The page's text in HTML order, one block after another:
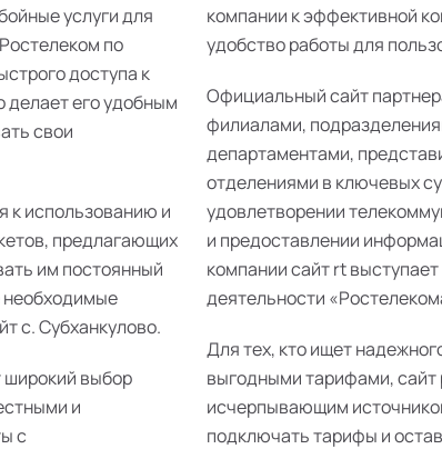
услуги для
по
доступа к
делает его удобным
свои
к использованию и
предлагающих
им постоянный
необходимые
с. Субханкулово.
широкий выбор
и
с
компании к эффективной
удобство работы для
Официальный сайт
филиалами,
департаментами,
отделениями в ключевых
удовлетворении
и предоставлении
компании сайт rt
деятельности
Для тех, кто ищет
выгодными тарифами, сайт
исчерпывающим
подключать тарифы и